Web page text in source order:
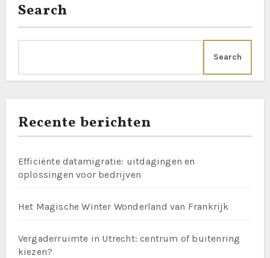
Search
Search
Recente berichten
Efficiënte datamigratie: uitdagingen en
oplossingen voor bedrijven
Het Magische Winter Wonderland van Frankrijk
Vergaderruimte in Utrecht: centrum of buitenring
kiezen?